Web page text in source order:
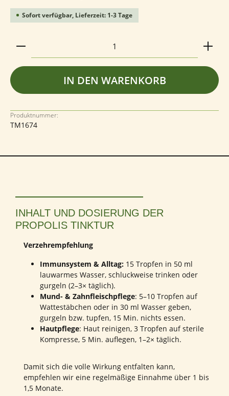
Sofort verfügbar, Lieferzeit: 1-3 Tage
Produkt Anzahl: Gib den gewünschten Wert ein
IN DEN WARENKORB
Produktnummer:
TM1674
INHALT UND DOSIERUNG DER
PROPOLIS TINKTUR
Verzehrempfehlung
Immunsystem & Alltag: 15 Tropfen in 50 ml
lauwarmes Wasser, schluckweise trinken oder
gurgeln (2–3× täglich).
Mund- & Zahnfleischpflege: 5–10 Tropfen auf
Wattestäbchen oder in 30 ml Wasser geben,
gurgeln bzw. tupfen, 15 Min. nichts essen.
Hautpflege: Haut reinigen, 3 Tropfen auf sterile
Kompresse, 5 Min. auflegen, 1–2× täglich.
Damit sich die volle Wirkung entfalten kann,
empfehlen wir eine regelmäßige Einnahme über 1 bis
1,5 Monate.